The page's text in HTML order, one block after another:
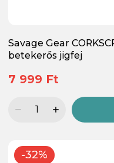
Savage Gear
betekerős jigfej
7 999 Ft
-32%